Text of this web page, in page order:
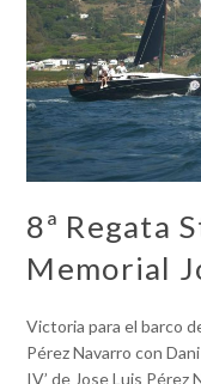
8ª Regata
Memorial
Victoria para el barco
Pérez Navarro con
IV’ de Jose Luis Pérez